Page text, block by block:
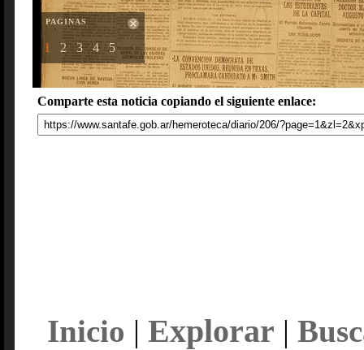
PAGINAS
1 2 3 4 5
Comparte esta noticia copiando el siguiente enlace:
Inicio | Explorar |